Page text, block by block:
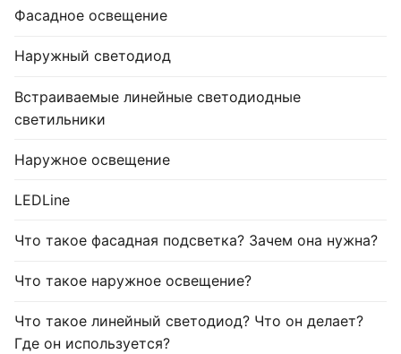
Фасадное освещение
Наружный светодиод
Встраиваемые линейные светодиодные
светильники
Наружное освещение
LEDLine
Что такое фасадная подсветка? Зачем она нужна?
Что такое наружное освещение?
Что такое линейный светодиод? Что он делает?
Где он используется?